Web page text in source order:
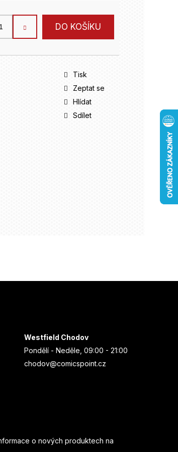
DO KOŠÍKU
Tisk
Zeptat se
Hlídat
Sdílet
Westfield Chodov
Pondělí - Neděle, 09:00 - 21:00
chodov@comicspoint.cz
o nových produktech na